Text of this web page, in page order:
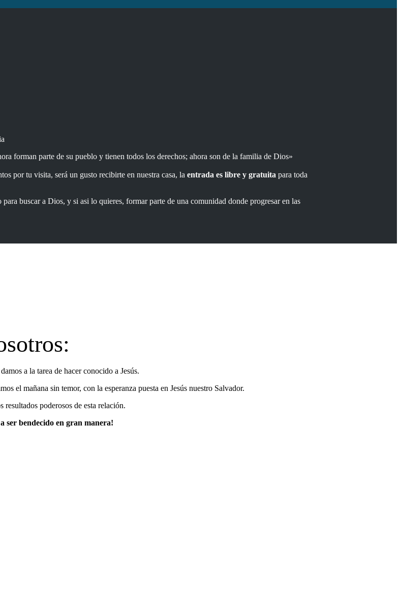
forman parte de su pueblo y tienen todos los derechos; ahora son de la familia de Dios»
por tu visita, será un gusto recibirte en nuestra casa, la entrada es libre y gratuita para toda
buscar a Dios, y si asi lo quieres, formar parte de una comunidad donde progresar en las
a la tarea de hacer conocido a Jesús.
el mañana sin temor, con la esperanza puesta en Jesús nuestro Salvador.
poderosos de esta relación.
a ser bendecido en gran manera!